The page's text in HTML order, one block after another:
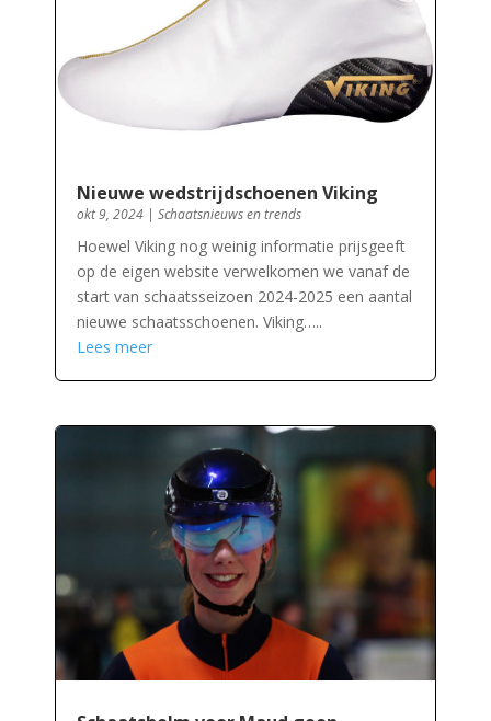
Nieuwe wedstrijdschoenen Viking
okt 9, 2024| Schaatsnieuws en trends
Hoewel Viking nog weinig informatie prijsgeeft
op de eigen website verwelkomen we vanaf de
start van schaatsseizoen 2024-2025 een aantal
nieuwe schaatsschoenen. Viking…..
Lees meer